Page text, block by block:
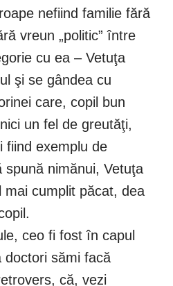
nefiind familie fără
vreun „politic” între
cu ea – Vetuţa
şi se gândea cu
care, copil bun
un fel de greutăţi,
fiind exemplu de
spună nimănui, Vetuţa
mai cumplit păcat, dea
ceo fi fost în capul
doctori sămi facă
că, vezi